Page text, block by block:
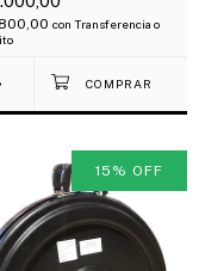
con Transferencia o
15 % OFF